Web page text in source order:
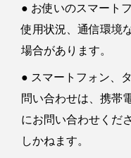
● お使いのスマート
使用状況、通信環境
場合があります。
● スマートフォン、
問い合わせは、携帯
にお問い合わせくだ
しかねます。